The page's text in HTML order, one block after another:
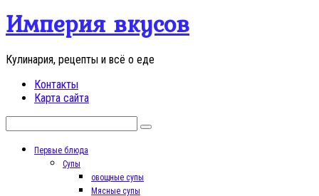
Перейти
контенту
Империя вкусов
Кулинария, рецепты и всё о еде
Контакты
Карта сайта
Первые блюда
Супы
овощные супы
Мясные супы